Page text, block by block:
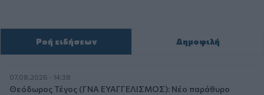
Ροή ειδήσεων Δημοφιλή
07.08.2026 - 14:38
Θεόδωρος Τέγος (ΓΝΑ ΕΥΑΓΓΕΛΙΣΜΟΣ): Νέο παράθυρο